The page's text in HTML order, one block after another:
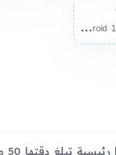
And
roid 14, Magic OS 8